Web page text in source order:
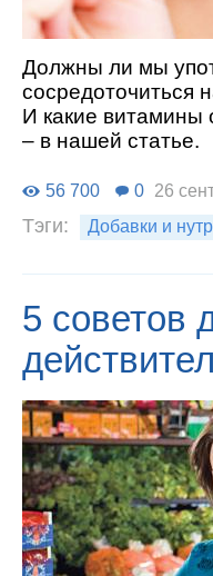
Должны ли мы
сосредоточиться
И какие
– в нашей статье.
56 700 0 26
Тэги: Добавки и
5 советов